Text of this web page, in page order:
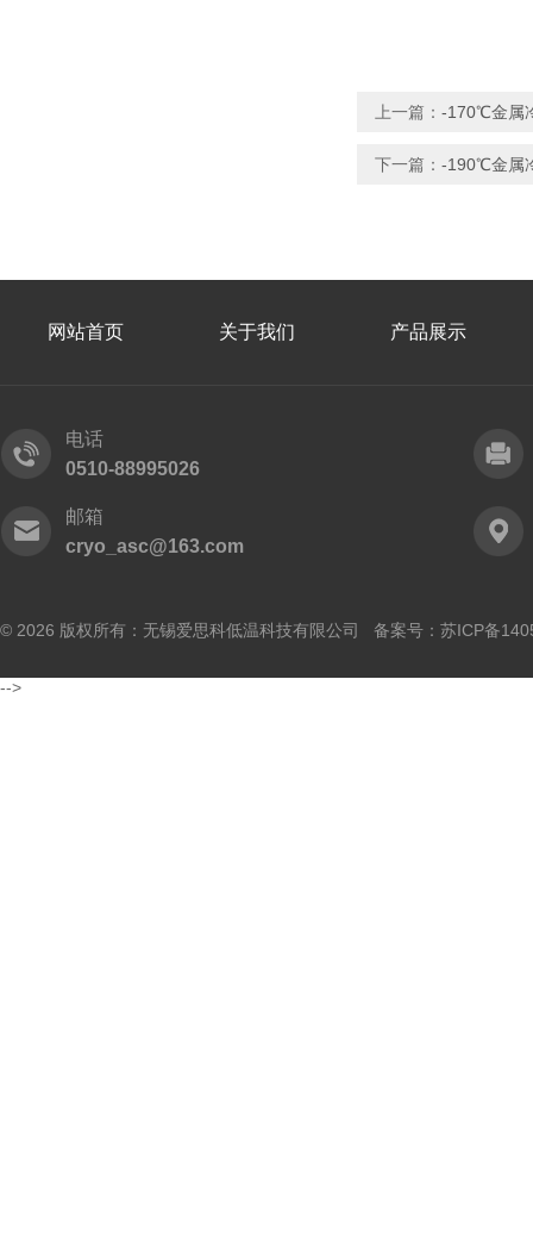
上一篇： -170℃金属
下一篇： -190℃金属
网站首页 关于我们 产品展示
电话
0510-88995026
邮箱
cryo_asc@163.com
© 2026 版权所有：无锡爱思科低温科技有限公司 备案号： 苏ICP备
-->